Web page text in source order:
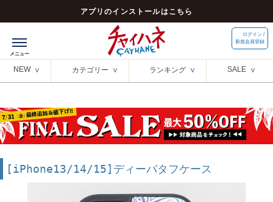
アプリのインストールはこちら
ログイン /
新規会員登録
NEW カテゴリー ランキング SALE
[iPhone13/14/15]ディーバタフケース